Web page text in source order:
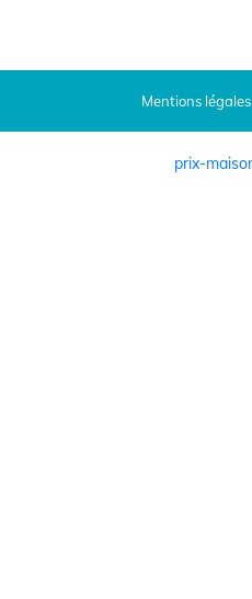
Mentions légales
prix-